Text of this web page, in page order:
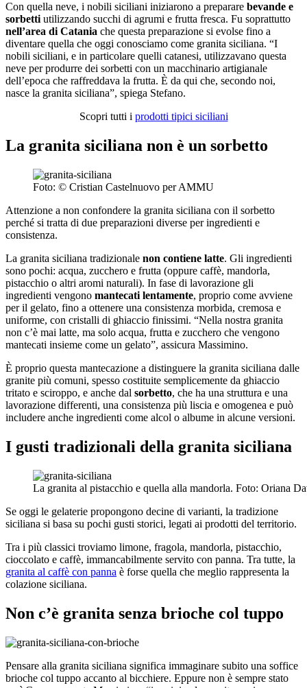
Con quella neve, i nobili siciliani iniziarono a preparare bevande e
sorbetti utilizzando succhi di agrumi e frutta fresca. Fu soprattutto
nell’area di Catania che questa preparazione si evolse fino a
diventare quella che oggi conosciamo come granita siciliana. “I
nobili siciliani, e in particolare quelli catanesi, utilizzavano questa
neve per produrre dei sorbetti con un macchinario artigianale
dell’epoca che raffreddava la frutta. È da qui che, secondo noi,
nasce la granita siciliana”, spiega Stefano.
Scopri tutti i prodotti tipici siciliani
La granita siciliana non è un sorbetto
Foto: © Cristian Castelnuovo per AMMU
Attenzione a non confondere la granita siciliana con il sorbetto
perché si tratta di due preparazioni diverse per ingredienti e
consistenza.
La granita siciliana tradizionale non contiene latte. Gli ingredienti
sono pochi: acqua, zucchero e frutta (oppure caffè, mandorla,
pistacchio o altri aromi naturali). In fase di lavorazione gli
ingredienti vengono mantecati lentamente, proprio come avviene
per il gelato, fino a ottenere una consistenza morbida, cremosa e
uniforme, con cristalli di ghiaccio finissimi. “Nella nostra granita
non c’è mai latte, ma solo acqua, frutta e zucchero che vengono
mantecati insieme come un gelato”, assicura Massimino.
È proprio questa mantecazione a distinguere la granita siciliana dalle
granite più comuni, spesso costituite semplicemente da ghiaccio
tritato e sciroppo, e anche dal sorbetto, che ha una struttura e una
lavorazione differenti, una consistenza più liscia e omogenea e può
includere anche ingredienti come alcol o albume in alcune versioni.
I gusti tradizionali della granita siciliana
La granita al pistacchio e quella alla mandorla. Foto: Oriana
Se oggi le gelaterie propongono decine di varianti, la tradizione
siciliana si basa su pochi gusti storici, legati ai prodotti del territorio.
Tra i più classici troviamo limone, fragola, mandorla, pistacchio,
cioccolato e caffè, immancabilmente servito con panna. Tra tutte, la
granita al caffè con panna è forse quella che meglio rappresenta la
colazione siciliana.
Non c’è granita senza brioche col tuppo
Pensare alla granita siciliana significa immaginare subito una soffice
brioche col tuppo accanto al bicchiere. Eppure non è sempre stato